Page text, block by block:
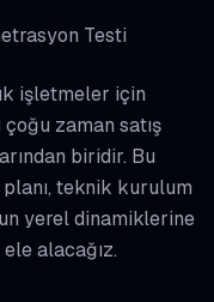
Testi
işletmeler için
zaman satış
biridir. Bu
teknik kurulum
yerel dinamiklerine
alacağız.